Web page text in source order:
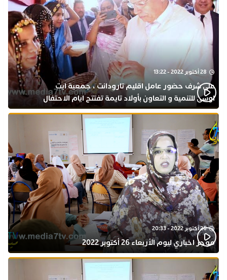
28 أكتوبر 2022 - 13:22
على شرف حضور عامل اقليم تارودانت ، جمعية ايت
اوسى للتنمية و التعاون بأولاد تايمة تفتتح ايام الاحتفال
بذكرى المولد النبوي
26 أكتوبر 2022 - 20:33
موجز اخباري ليوم الأربعاء 26 أكتوبر 2022